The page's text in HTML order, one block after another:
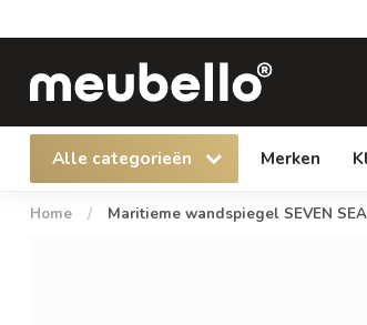
Alle categorieën Merken
Home / Maritieme wandspiegel SEVEN